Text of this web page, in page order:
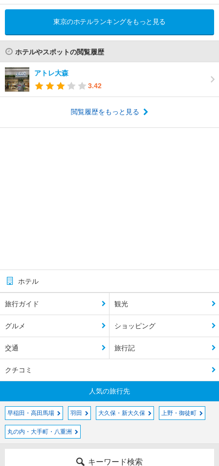
東京のホテルランキングをもっと見る
ホテルやスポットの閲覧履歴
アトレ大森
3.42
閲覧履歴をもっと見る
ホテル
旅行ガイド 観光
グルメ ショッピング
交通 旅行記
クチコミ
人気の旅行先
早稲田・高田馬場 羽田 大久保・新大久保 上野・御徒町
丸の内・大手町・八重洲
キーワード検索